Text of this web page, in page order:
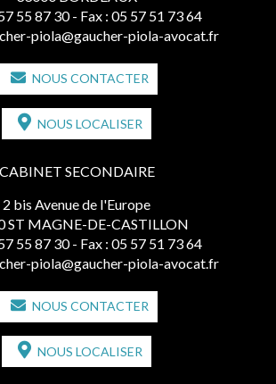
55 87 30 - Fax : 05 57 51 73 64
piola@gaucher-piola-avocat.fr
NOUS CONTACTER
NOUS LOCALISER
CABINET SECONDAIRE
2 bis Avenue de l'Europe
ST MAGNE-DE-CASTILLON
55 87 30 - Fax : 05 57 51 73 64
piola@gaucher-piola-avocat.fr
NOUS CONTACTER
NOUS LOCALISER